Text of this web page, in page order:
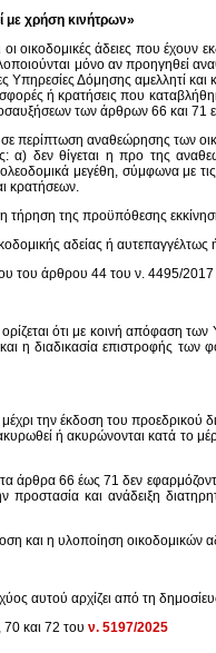
με χρήση κινήτρων»
οικοδομικές άδειες που
μόνο αν
Υπηρεσίες Δόμησης αμελλητί
ή κρατήσεις που
των άρθρων 66 και 71
περίπτωση αναθεώρησης των
α) δεν θίγεται η προ της
μεγέθη, σύμφωνα με
κρατήσεων.
της προϋπόθεσης
αδείας ή αυτεπαγγέλτως
του άρθρου 44 του ν. 4495/2017
ότι με κοινή απόφαση των
η διαδικασία επιστροφής
την έκδοση του
ή ακυρώνονται κατά
άρθρα 66 έως 71 δεν
προστασία και ανάδειξη
και η υλοποίηση
αυτού αρχίζει από τη
και 72 του ν. 5197/2025